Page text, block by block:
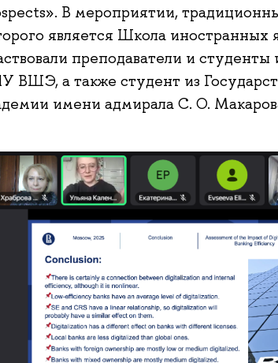
В мероприятии,
является Школа
преподаватели и студенты
ВШЭ, а также студент из
имени адмирала С. О.